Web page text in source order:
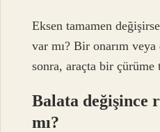
Eksen tamamen
var mı? Bir onarım
sonra, araçta bir çürüme
Balata değişince
mı?